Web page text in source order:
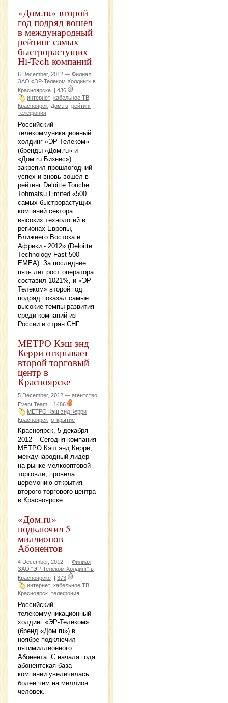
«Дом.ru» второй
год подряд вошел
в международный
рейтинг самых
быстрорастущих
Hi-Tech компаний
6 December, 2012 — Филиал
ЗАО «ЭР-Телеком Холдинг» в
Красноярске
436
интернет кабельное ТВ
Красноярск Дом.ru рейтинг
телефония
Российский
телекоммуникационный
холдинг «ЭР-Телеком»
(бренды «Дом.ru» и
«Дом.ru Бизнес»)
закрепил прошлогодний
успех и вновь вошел в
рейтинг Deloitte Touche
Tohmatsu Limited «500
самых быстрорастущих
компаний сектора
высоких технологий в
регионах Европы,
Ближнего Востока и
Африки - 2012» (Deloitte
Technology Fast 500
EMEA). За последние
пять лет рост оператора
составил 1021%, и «ЭР-
Телеком» второй год
подряд показал самые
высокие темпы развития
среди компаний из
России и стран СНГ.
МЕТРО Кэш энд
Керри открывает
второй торговый
центр в
Красноярске
5 December, 2012 — агентство
Event Team | 1486
МЕТРО Кэш энд Керри
Красноярск открытие
Красноярск, 5 декабря
2012 – Сегодня компания
МЕТРО Кэш энд Керри,
международный лидер
на рынке мелкооптовой
торговли, провела
церемонию открытия
второго торгового центра
в Красноярске
«Дом.ru»
подключил 5
миллионов
Абонентов
4 December, 2012 — Филиал
ЗАО "ЭР-Телеком Холдинг" в
Красноярске | 373
интернет кабельное ТВ
Красноярск телефония
Российский
телекоммуникационный
холдинг «ЭР-Телеком»
(бренд «Дом.ru») в
ноябре подключил
пятимиллионного
Абонента. С начала года
абонентская база
компании увеличилась
более чем на миллион
человек.